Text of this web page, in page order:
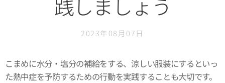
践しましょう
2023年08月07日
こまめに水分・塩分の補給をする、涼しい服装にするといっ
た熱中症を予防するための行動を実践することも大切です。